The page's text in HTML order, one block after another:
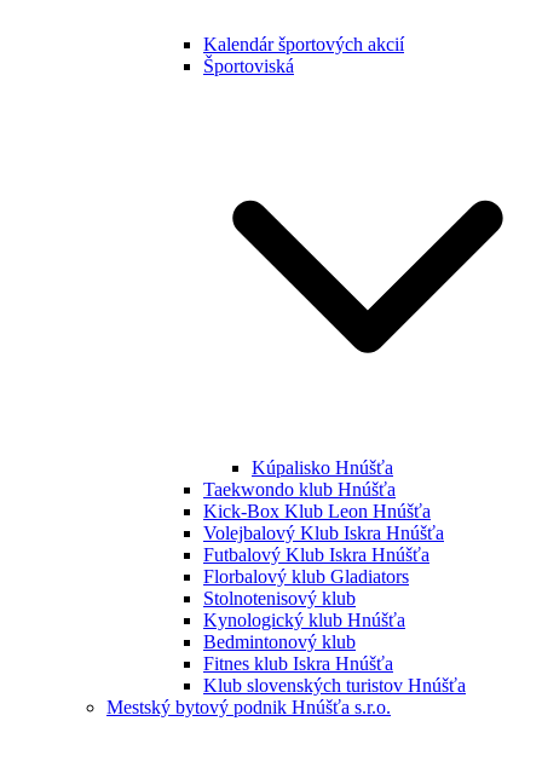
Kalendár športových akcií
Športoviská
Kúpalisko Hnúšťa
Taekwondo klub Hnúšťa
Kick-Box Klub Leon Hnúšťa
Volejbalový Klub Iskra Hnúšťa
Futbalový Klub Iskra Hnúšťa
Florbalový klub Gladiators
Stolnotenisový klub
Kynologický klub Hnúšťa
Bedmintonový klub
Fitnes klub Iskra Hnúšťa
Klub slovenských turistov Hnúšťa
Mestský bytový podnik Hnúšťa s.r.o.